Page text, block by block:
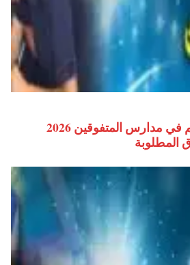
فتح رابط موقع التقديم في مدارس المتفوقين 2026